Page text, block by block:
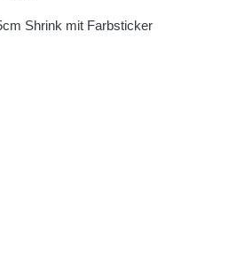
Shrink mit Farbsticker